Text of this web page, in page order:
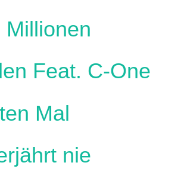
Millionen
Feat. C-One
Mal
nie